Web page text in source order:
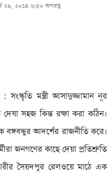
২৯, ২০১৪ ৬:৫০ অপরাহ্ণ
: সংস্কৃতি মন্ত্রী আসাদুজ্জামান নূর
সহজ কিন্ত রক্ষা করা কঠিন।
আদর্শের রাজনীতি করে।
জনগণের কাছে দেয়া প্রতিশ্রুতি
সৈয়দপুর রেলওয়ে মাঠে এক